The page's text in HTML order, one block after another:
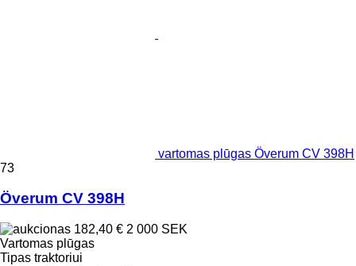
vartomas plūgas Överum CV 398H
73
Överum CV 398H
182,40 € 2 000 SEK
Vartomas plūgas
Tipas traktoriui